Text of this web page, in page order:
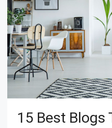
15 Best Blogs